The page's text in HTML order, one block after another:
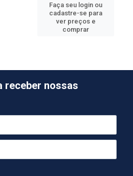
Faça seu login ou
cadastre-se para
ver preços e
comprar
receber nossas